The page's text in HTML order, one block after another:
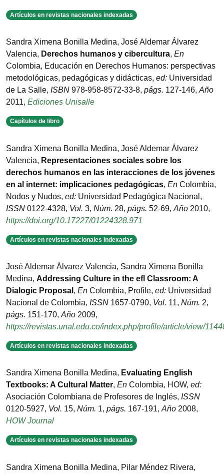
Artículos en revistas nacionales indexadas
Sandra Ximena Bonilla Medina, José Aldemar Álvarez
Valencia, Derechos humanos y cibercultura, En
Colombia, Educación en Derechos Humanos: perspectivas
metodológicas, pedagógicas y didácticas, ed: Universidad
de La Salle, ISBN 978-958-8572-33-8, págs. 127-146, Año
2011, Ediciones Unisalle
Capítulos de libro
Sandra Ximena Bonilla Medina, José Aldemar Álvarez
Valencia, Representaciones sociales sobre los
derechos humanos en las interacciones de los jóvenes
en al internet: implicaciones pedagógicas, En Colombia,
Nodos y Nudos, ed: Universidad Pedagógica Nacional ,
ISSN 0122-4328, Vol. 3, Núm. 28, págs. 52-69, Año 2010,
https://doi.org/10.17227/01224328.971
Artículos en revistas nacionales indexadas
José Aldemar Álvarez Valencia, Sandra Ximena Bonilla
Medina, Addressing Culture in the efl Classroom: A
Dialogic Proposal , En Colombia, Profile, ed: Universidad
Nacional de Colombia, ISSN 1657-0790, Vol. 11, Núm. 2,
págs. 151-170, Año 2009,
https://revistas.unal.edu.co/index.php/profile/article/view/
Artículos en revistas nacionales indexadas
Sandra Ximena Bonilla Medina, Evaluating English
Textbooks: A Cultural Matter, En Colombia, HOW, ed:
Asociación Colombiana de Profesores de Inglés, ISSN
0120-5927, Vol. 15, Núm. 1, págs. 167-191, Año 2008,
HOW Journal
Artículos en revistas nacionales indexadas
Sandra Ximena Bonilla Medina, Pilar Méndez Rivera,